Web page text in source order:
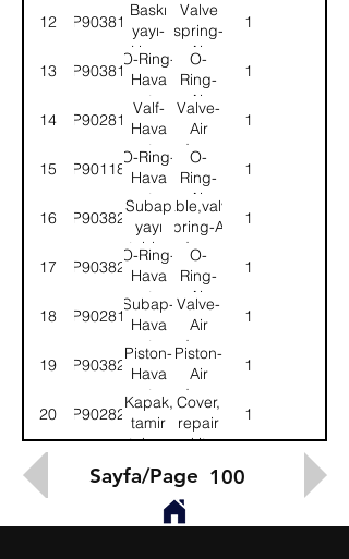
kurutucudryer
12 9P903817
Baskı
yayı-
Hava
kurutucu
Valve
spring-
Air
dryer
1
13 9P903818
O-Ring-
Hava
kurutucu
O-
Ring-
Air
dryer
1
14 9P902813
Valf-
Hava
kurutucu
Valve-
Air
dryer
1
15 9P901181
O-Ring-
Hava
kurutucu
O-
Ring-
Air
dryer
1
16 9P903821
Subap
yayı
tabla-
Hava
kurutucu
Table,valve
spring-Air
dryer
1
17 9P903822
O-Ring-
Hava
kurutucu
O-
Ring-
Air
dryer
1
18 9P902816
Subap-
Hava
kurutucu
Valve-
Air
dryer
1
19 9P903824
Piston-
Hava
kurutucu
Piston-
Air
dryer
1
20 9P902820
Kapak,
tamir
takımı
Cover,
repair
kit
1
Sayfa/Page 100